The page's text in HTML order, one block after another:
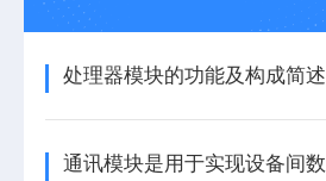
处理器模块的功能及构成简述